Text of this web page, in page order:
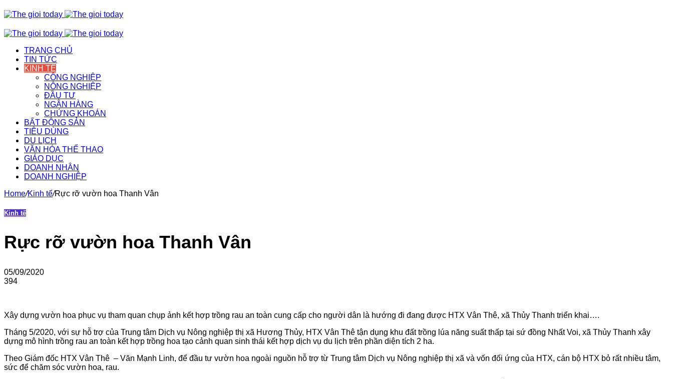
TRANG CHỦ
TIN TỨC
KINH TẾ
CÔNG NGHIỆP
NÔNG NGHIỆP
ĐẦU TƯ
NGÂN HÀNG
CHỨNG KHOÁN
BẤT ĐỘNG SẢN
TIÊU DÙNG
DU LỊCH
VĂN HÓA THỂ THAO
GIÁO DỤC
DOANH NHÂN
DOANH NGHIỆP
Home/Kinh tế/Rực rỡ vườn hoa Thanh Vân
Kinh tế
Rực rỡ vườn hoa Thanh Vân
05/09/2020
394
Xây dựng vườn hoa phục vụ tham quan chụp ảnh kết hợp trồng rau an toàn cung cấp cho người dân là hướng đi đang được HTX Vân Thê, xã Thủy Thanh triển khai….
Tháng 5/2020, với sự hỗ trợ của Trung tâm Dịch vụ Nông nghiệp thị xã Hương Thủy, HTX Vân Thê tận dụng khu đất trồng lúa năng suất thấp tại sứ đồng Nhất Voi, xã Thủy Thanh xây
dựng mô hình trồng rau an toàn kết hợp trồng hoa tạo cảnh quan sinh thái kết hợp dịch vụ du lịch trên phần diện tích 2 ha.
Theo Giám đốc HTX Vân Thê – Văn Mạnh Linh, để đầu tư vườn hoa ngoài nguồn hỗ trợ từ Trung tâm Dịch vụ Nông nghiệp thị xã và vốn đối ứng của HTX, cán bộ HTX bỏ rất nhiều tâm,
sức để chăm sóc vườn hoa, rau.